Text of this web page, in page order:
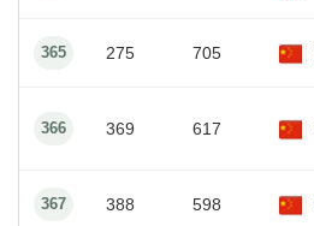
365 275 705
366 369 617
367 388 598